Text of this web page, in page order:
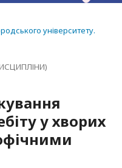
університету.
у хворих